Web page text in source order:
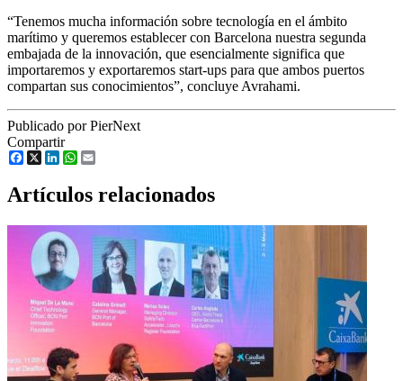
“Tenemos mucha información sobre tecnología en el ámbito
marítimo y queremos establecer con Barcelona nuestra segunda
embajada de la innovación, que esencialmente significa que
importaremos y exportaremos start-ups para que ambos puertos
compartan sus conocimientos”, concluye Avrahami.
Publicado por PierNext
Compartir
Facebook
X LinkedInWhatsApp
Artículos relacionados